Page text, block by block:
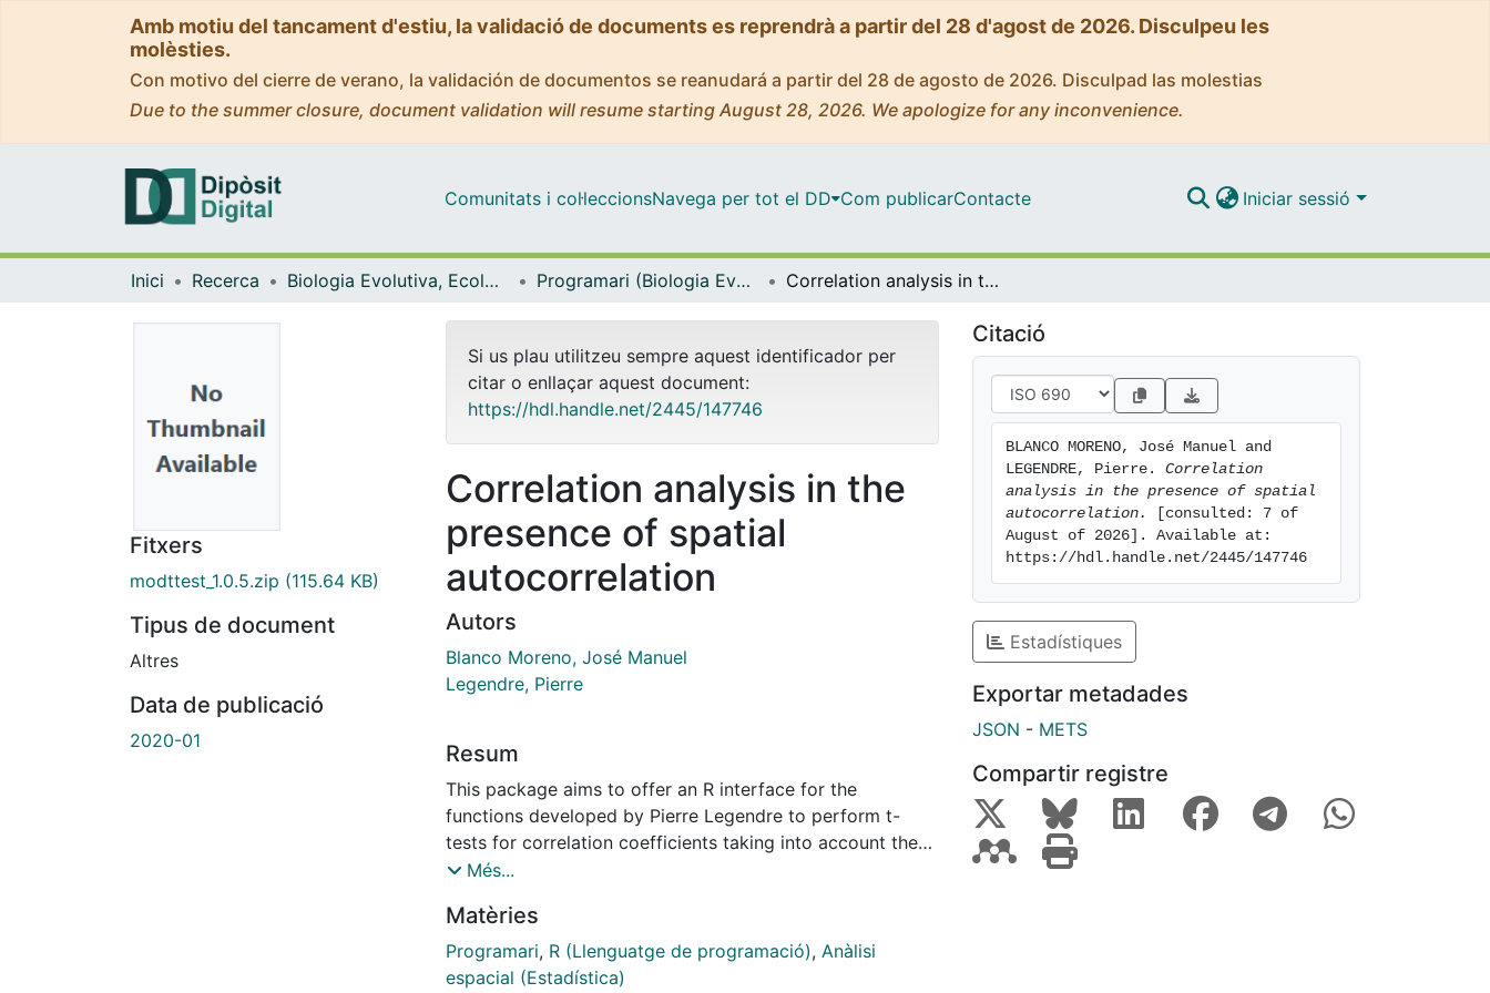
Amb motiu del tancament d'estiu, la validació de documents es reprendrà a partir del 28 d'agost de 2026. Disculpeu les
molèsties.
Con motivo del cierre de verano, la validación de documentos se reanudará a partir del 28 de agosto de 2026. Disculpad las molestias
Due to the summer closure, document validation will resume starting August 28, 2026. We apologize for any inconvenience.
Comunitats i col·leccionsNavega per tot el DD Com publicarContacte Iniciar sessió
Inici Recerca Biologia Evolutiva, Ecologia i Ciències Ambientals Programari (Biologia Evolutiva, Ecologia i Ciències Ambientals) Correlation analysis in the presence of spatial autocorrelation
Fitxers
modttest_1.0.5.zip (115.64 KB)
Tipus de document
Altres
Data de publicació
2020-01
Si us plau utilitzeu sempre aquest identificador per
citar o enllaçar aquest document:
https://hdl.handle.net/2445/147746
Correlation analysis in the
presence of spatial
autocorrelation
Autors
Blanco Moreno, José Manuel
Legendre, Pierre
Resum
This package aims to offer an R interface for the
functions developed by Pierre Legendre to perform t-
tests for correlation coefficients taking into account the
spatial autocorrelation of the data. This package is
subroutines contained in the code developed by Pierre
Legendre (plus improvements on the Fortran code to
handle any number of variables, and geographical
Més...
Matèries
Programari, R (Llenguatge de programació), Anàlisi
espacial (Estadística)
Citació
BLANCO MORENO, José Manuel and
LEGENDRE, Pierre. Correlation
analysis in the presence of spatial
autocorrelation.
[consulted: 7 of
August of 2026]. Available at:
https://hdl.handle.net/2445/147746
Estadístiques
Exportar metadades
JSON - METS
Compartir registre